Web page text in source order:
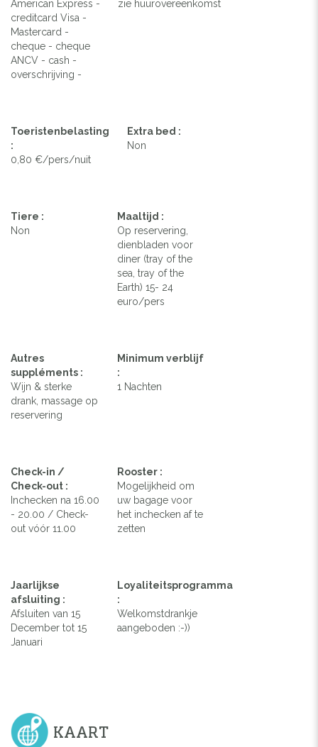
American Express -
creditcard Visa -
Mastercard -
cheque - cheque
ANCV - cash -
overschrijving -
zie huurovereenkomst
Toeristenbelasting
:
0,80 €/pers/nuit
Extra bed :
Non
Tiere :
Non
Maaltijd :
Op reservering,
dienbladen voor
diner (tray of the
sea, tray of the
Earth) 15- 24
euro/pers
Autres
suppléments :
Wijn & sterke
drank, massage op
reservering
Minimum verblijf
:
1 Nachten
Check-in /
Check-out :
Inchecken na 16.00
- 20.00 / Check-
out vóór 11.00
Rooster :
Mogelijkheid om
uw bagage voor
het inchecken af te
zetten
Jaarlijkse
afsluiting :
Afsluiten van 15
December tot 15
Januari
Loyaliteitsprogramma
:
Welkomstdrankje
aangeboden :-))
KAART